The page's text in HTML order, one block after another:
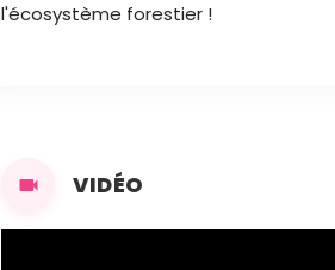
l'écosystème forestier !
VIDÉO